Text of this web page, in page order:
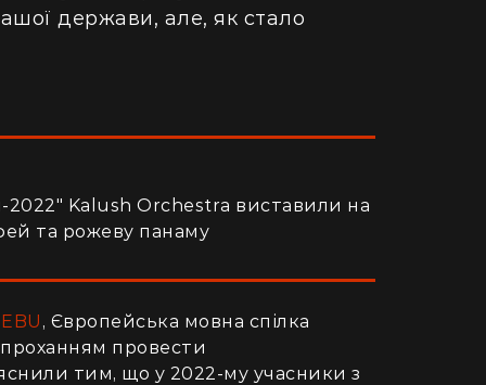
держави, але, як стало
Kalush Orchestra виставили на
та рожеву панаму
EBU , Європейська мовна спілка
провести
тим, що у 2022-му учасники з